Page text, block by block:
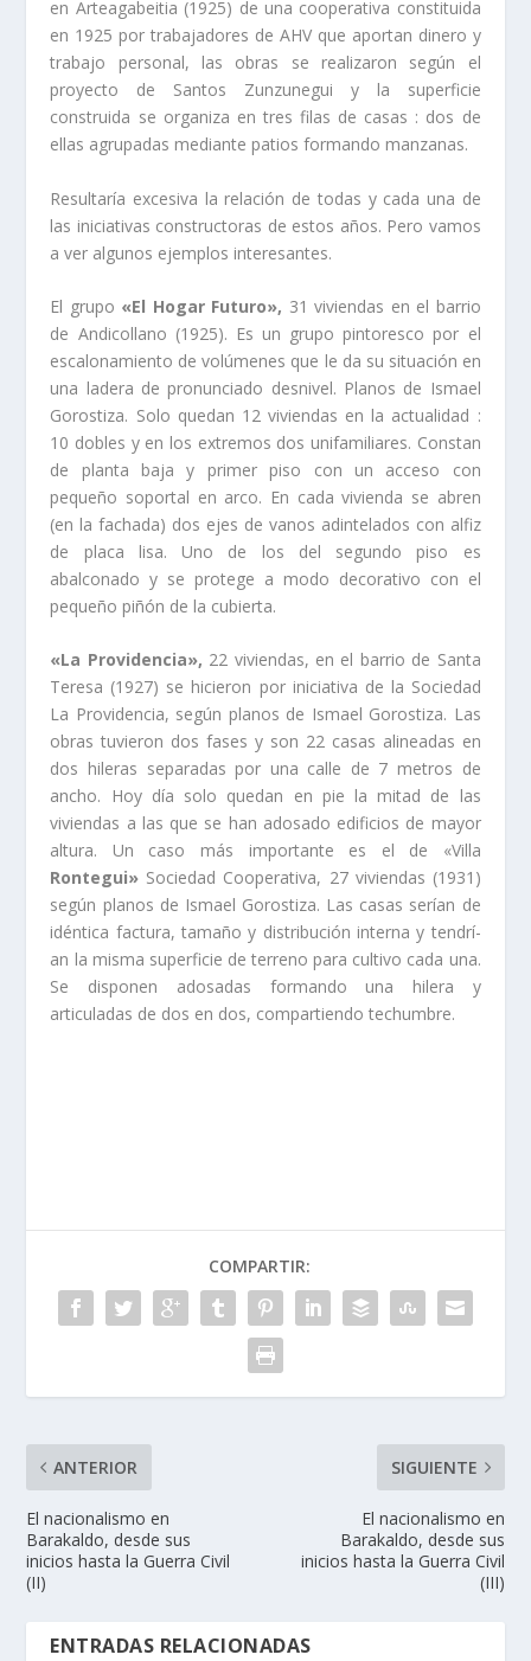
en Arteagabeitia (1925) de una cooperativa constituida
en 1925 por trabajadores de AHV que aportan dinero y
trabajo personal, las obras se realizaron según el
proyecto de Santos Zunzunegui y la superficie
construida se organiza en tres filas de casas : dos de
ellas agrupadas mediante patios formando manzanas.
Resultarí­a excesiva la relación de todas y cada una de
las iniciativas constructoras de estos años. Pero vamos
a ver algunos ejemplos interesantes.
El grupo «El Hogar Futuro», 31 viviendas en el barrio
de Andicollano (1925). Es un grupo pintoresco por el
escalonamiento de volúmenes que le da su situación en
una ladera de pronunciado desnivel. Planos de Ismael
Gorostiza. Solo quedan 12 viviendas en la actualidad :
10 dobles y en los extremos dos unifamiliares. Constan
de planta baja y primer piso con un acceso con
pequeño soportal en arco. En cada vivienda se abren
(en la fachada) dos ejes de vanos adintelados con alfiz
de placa lisa. Uno de los del segundo piso es
abalconado y se protege a modo decorativo con el
pequeño piñón de la cubierta.
«La Providencia», 22 viviendas, en el barrio de Santa
Teresa (1927) se hicieron por iniciativa de la Sociedad
La Providencia, según planos de Ismael Gorostiza. Las
obras tuvieron dos fases y son 22 casas alineadas en
dos hileras separadas por una calle de 7 metros de
ancho. Hoy dí­a solo quedan en pie la mitad de las
viviendas a las que se han adosado edificios de mayor
altura. Un caso más importante es el de «Villa
Rontegui» Sociedad Cooperativa, 27 viviendas (1931)
según planos de Ismael Gorostiza. Las casas serí­an de
idéntica factura, tamaño y distribución interna y tendrí­
an la misma superficie de terreno para cultivo cada una.
Se disponen adosadas formando una hilera y
articuladas de dos en dos, compartiendo techumbre.
COMPARTIR:
ANTERIOR
El nacionalismo en
Barakaldo, desde sus
inicios hasta la Guerra Civil
(II)
SIGUIENTE
El nacionalismo en
Barakaldo, desde sus
inicios hasta la Guerra Civil
(III)
ENTRADAS RELACIONADAS